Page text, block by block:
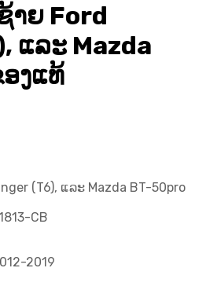
ຍ Ford
ແລະ Mazda
ງແທ້
(T6), ແລະ Mazda BT-50pro
CB
2019